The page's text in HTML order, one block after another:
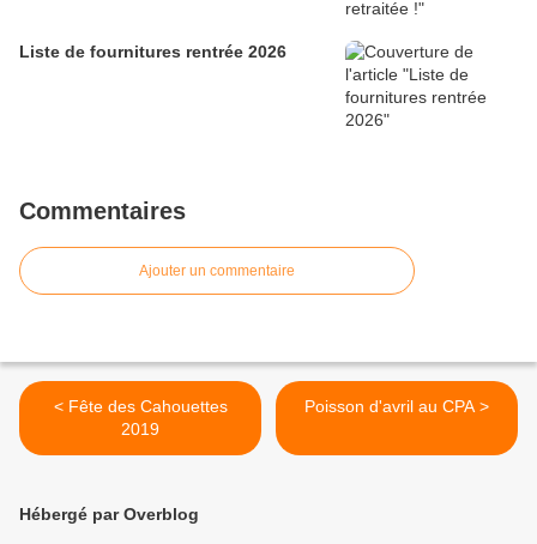
Liste de fournitures rentrée 2026
Commentaires
Ajouter un commentaire
< Fête des Cahouettes
2019
Poisson d'avril au CPA >
Hébergé par Overblog